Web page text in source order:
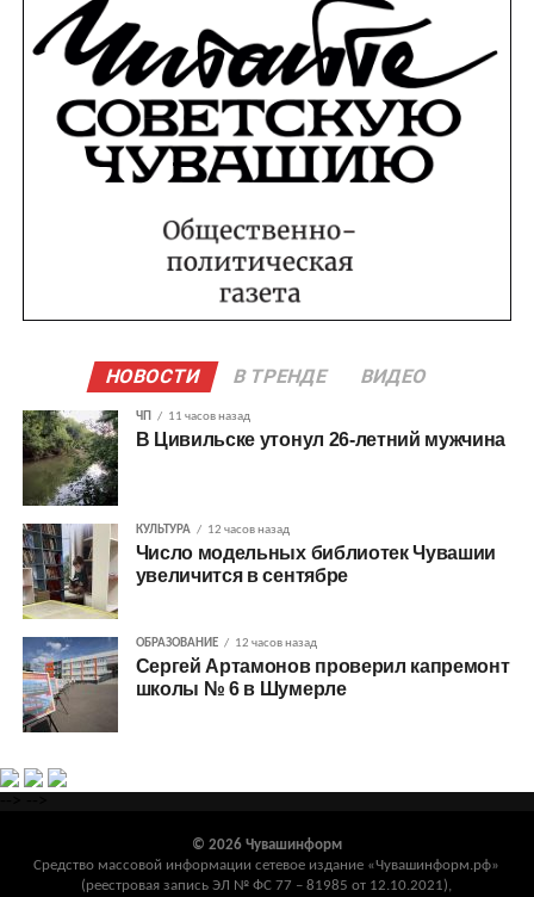
НОВОСТИ В ТРЕНДЕ ВИДЕО
ЧП 11 часов назад
В Цивильске утонул 26-летний мужчина
КУЛЬТУРА 12 часов назад
Число модельных библиотек Чувашии
увеличится в сентябре
ОБРАЗОВАНИЕ 12 часов назад
Сергей Артамонов проверил капремонт
школы № 6 в Шумерле
© 2026 Чувашинформ
Средство массовой информации сетевое издание «Чувашинформ.рф»
(реестровая запись ЭЛ № ФС 77 – 81985 от 12.10.2021),